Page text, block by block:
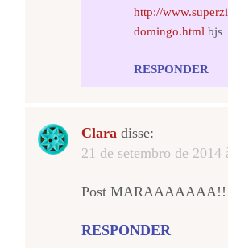
http://
domingo.html bjs
RESPONDER
Clara disse:
21 de setembro de 2014
Post
RESPONDER